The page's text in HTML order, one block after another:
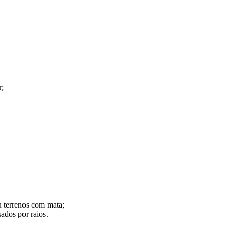
com mata;
por raios.